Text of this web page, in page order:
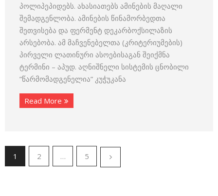
პოლიპეპიდებს. ახასიათებს ამინების მაღალი
შემადგენლობა. ამინების წინამორბედთა
შეთვისება და ფერმენტ დეკარბოქსილაზის
არსებობა. ამ მაჩვენებელთა (კრიტერიუმების)
პირველი ლათინური ასოებისაგან შეიქმნა
ტერმინი – აპუდ. აღნიშნელი სისტემის ცნობილი
”წარმომადგენელია” კუჭუკანა
Read More
1 2 … 5